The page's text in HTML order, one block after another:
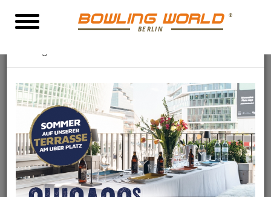
BOWLING WORLD
BERLIN
Wichtige Hinweise für die Bowlingworld